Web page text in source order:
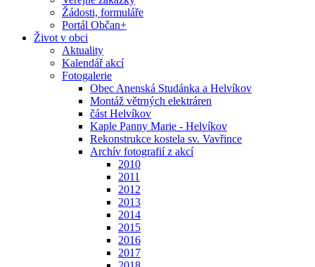
Žádosti, formuláře
Portál Občan+
Život v obci
Aktuality
Kalendář akcí
Fotogalerie
Obec Anenská Studánka a Helvíkov
Montáž větrných elektráren
část Helvíkov
Kaple Panny Marie - Helvíkov
Rekonstrukce kostela sv. Vavřince
Archív fotografií z akcí
2010
2011
2012
2013
2014
2015
2016
2017